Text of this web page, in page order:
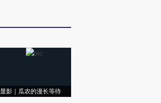
显影｜瓜农的漫长等待